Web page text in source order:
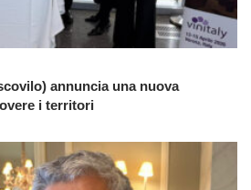
annuncia una nuova
i territori